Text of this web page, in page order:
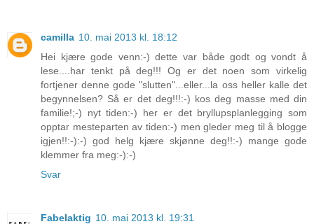
camilla 10. mai 2013 kl. 18:12
Hei kjære gode venn:-) dette var både godt og vondt å
lese....har tenkt på deg!!! Og er det noen som virkelig
fortjener denne gode "slutten"...eller...la oss heller kalle det
begynnelsen? Så er det deg!!!:-) kos deg masse med din
familie!;-) nyt tiden:-) her er det bryllupsplanlegging som
opptar mesteparten av tiden:-) men gleder meg til å blogge
igjen!!:-):-) god helg kjære skjønne deg!!:-) mange gode
klemmer fra meg:-):-)
Svar
Fabelaktig 10. mai 2013 kl. 19:31